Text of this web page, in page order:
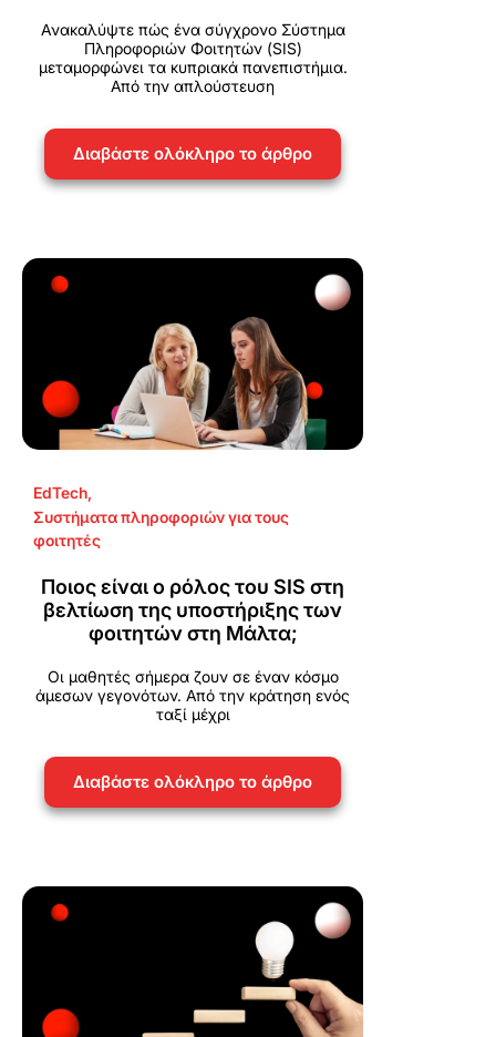
Ανακαλύψτε πώς ένα σύγχρονο Σύστημα
Πληροφοριών Φοιτητών (SIS)
μεταμορφώνει τα κυπριακά πανεπιστήμια.
Από την απλούστευση
Διαβάστε ολόκληρο το άρθρο
EdTech,
Συστήματα πληροφοριών για τους
φοιτητές
Ποιος είναι ο ρόλος του SIS στη
βελτίωση της υποστήριξης των
φοιτητών στη Μάλτα;
Οι μαθητές σήμερα ζουν σε έναν κόσμο
άμεσων γεγονότων. Από την κράτηση ενός
ταξί μέχρι
Διαβάστε ολόκληρο το άρθρο